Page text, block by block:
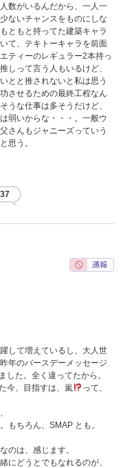
数がいるんだから、一人一
ないチャンスをものにしな
ともと持ってた建築キャラ
て、テキトーキャラを前面
ティーのレギュラー2本持っ
しって言う人もいるけど、
とと推されないと私は思う
させるための最終工程なん
うな仕事は多そうだけど、
弱いからな・・・。一般ウ
さんもジャニーズっていう
思う。
37
して増えているし、大人世
年のバースデーメッセージ
した。全く違ってたから。
今、目指すは、嵐
って、
もちろん、SMAP とも。
のは、感じます。
にどうとでもなれるのが、